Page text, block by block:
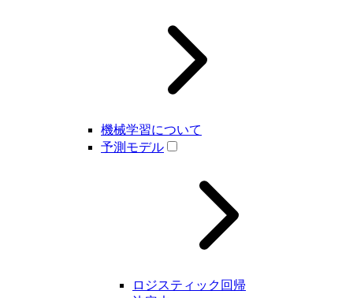
機械学習について
予測モデル
ロジスティック回帰